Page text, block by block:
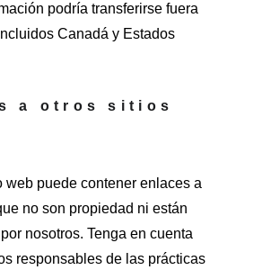
podría transferirse fuera
Canadá y Estados
a otros sitios
web puede contener enlaces a
no son propiedad ni están
nosotros. Tenga en cuenta
responsables de las prácticas